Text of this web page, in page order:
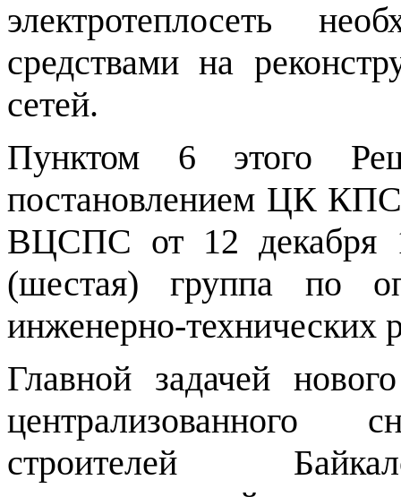
электротеплосеть
средствами на
сетей.
Пунктом 6 этого
постановлением ЦК
ВЦСПС от 12 декабря
(шестая) группа по
инженерно-технических
Главной задачей
централизованного
строителей